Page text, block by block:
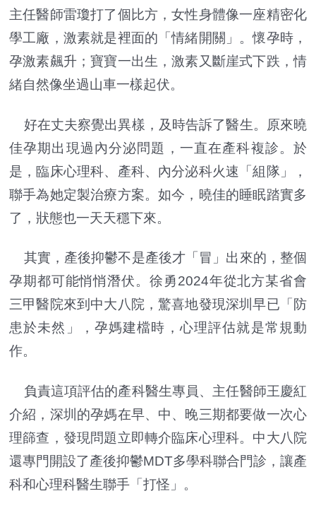
主任醫師雷瓊打了個比方，女性身體像一座精密化
學工廠，激素就是裡面的「情緒開關」。懷孕時，
孕激素飆升；寶寶一出生，激素又斷崖式下跌，情
緒自然像坐過山車一樣起伏。
好在丈夫察覺出異樣，及時告訴了醫生。原來曉
佳孕期出現過內分泌問題，一直在產科複診。於
是，臨床心理科、產科、內分泌科火速「組隊」，
聯手為她定製治療方案。如今，曉佳的睡眠踏實多
了，狀態也一天天穩下來。
其實，產後抑鬱不是產後才「冒」出來的，整個
孕期都可能悄悄潛伏。徐勇2024年從北方某省會
三甲醫院來到中大八院，驚喜地發現深圳早已「防
患於未然」，孕媽建檔時，心理評估就是常規動
作。
負責這項評估的產科醫生專員、主任醫師王慶紅
介紹，深圳的孕媽在早、中、晚三期都要做一次心
理篩查，發現問題立即轉介臨床心理科。中大八院
還專門開設了產後抑鬱MDT多學科聯合門診，讓產
科和心理科醫生聯手「打怪」。